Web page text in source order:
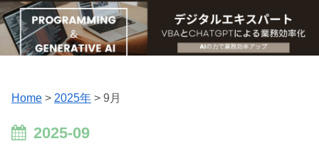
Home > 2025年 > 9月
2025-09